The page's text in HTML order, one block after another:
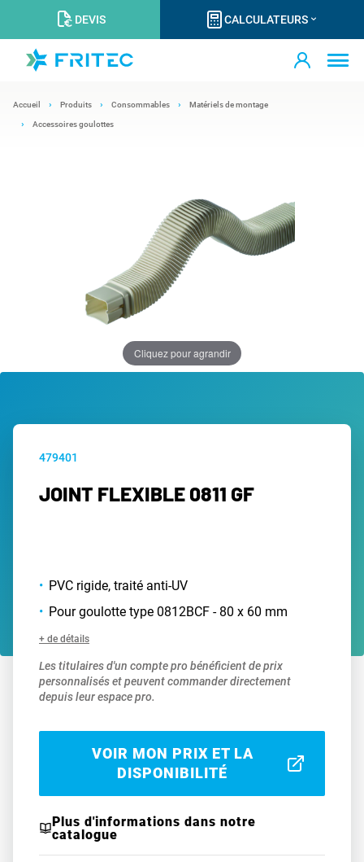
DEVIS CALCULATEURS
Accueil Produits Consommables Matériels de montage
Accessoires goulottes
Cliquez pour agrandir
479401
JOINT FLEXIBLE 0811 GF
PVC rigide, traité anti-UV
Pour goulotte type 0812BCF - 80 x 60 mm
+ de détails
Les titulaires d'un compte pro bénéficient de prix
personnalisés et peuvent commander directement
depuis leur espace pro.
VOIR MON PRIX ET LA
DISPONIBILITÉ
Plus d'informations dans notre
catalogue